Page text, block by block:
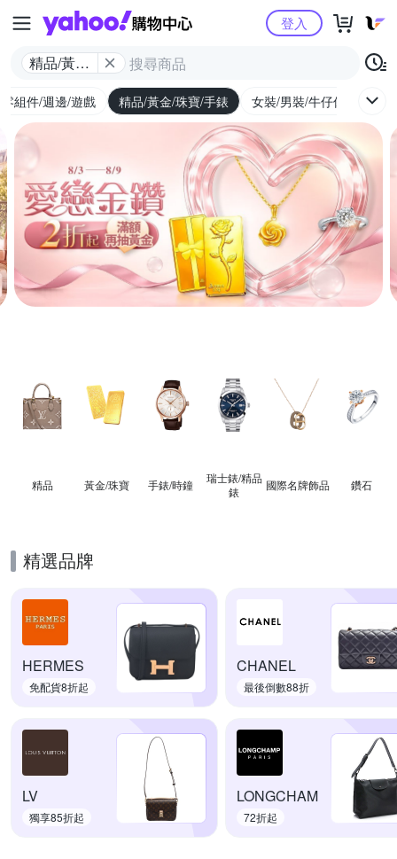
Yahoo購物中心
精品/黃金/
登入
組件/週邊/遊戲 精品/黃金/珠寶/手錶 女裝/男裝/牛仔休閒
精品 黃金/珠寶 手錶/時鐘
瑞士錶/精品
錶
國際名牌飾品 鑽石
精選品牌
HERMES
免配貨8折起
CHANEL
最後倒數88折
LV
獨享85折起
LONGCHAM
72折起